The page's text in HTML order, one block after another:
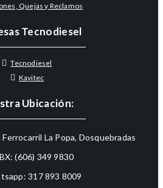
Quejas y Reclamos
Tecnodiesel
Tecnodiesel
Kavitec
Ubicación:
La Popa, Dosquebradas
(606) 349 9830
317 893 8009